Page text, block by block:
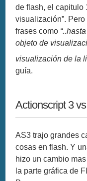
de flash, el capitulo
visualización”.
frases como
objeto de
visualización de la
guía.
Actionscript 3
AS3 trajo grandes
cosas en flash. Y
hizo un cambio
la parte gráfica de